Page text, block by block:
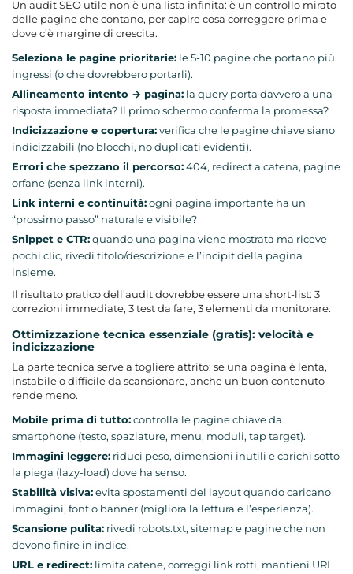
Un audit SEO utile non è una lista infinita: è un controllo mirato
delle pagine che contano, per capire cosa correggere prima e
dove c’è margine di crescita.
Seleziona le pagine prioritarie: le 5-10 pagine che portano più
ingressi (o che dovrebbero portarli).
Allineamento intento → pagina: la query porta davvero a una
risposta immediata? Il primo schermo conferma la promessa?
Indicizzazione e copertura:verifica che le pagine chiave siano
indicizzabili (no blocchi, no duplicati evidenti).
Errori che spezzano il percorso:404, redirect a catena, pagine
orfane (senza link interni).
Link interni e continuità:ogni pagina importante ha un
“prossimo passo” naturale e visibile?
Snippet e CTR:quando una pagina viene mostrata ma riceve
pochi clic, rivedi titolo/descrizione e l’incipit della pagina
insieme.
Il risultato pratico dell’audit dovrebbe essere una short-list: 3
correzioni immediate, 3 test da fare, 3 elementi da monitorare.
Ottimizzazione tecnica essenziale (gratis): velocità e
indicizzazione
La parte tecnica serve a togliere attrito: se una pagina è lenta,
instabile o difficile da scansionare, anche un buon contenuto
rende meno.
Mobile prima di tutto:controlla le pagine chiave da
smartphone (testo, spaziature, menu, moduli, tap target).
Immagini leggere: riduci peso, dimensioni inutili e carichi sotto
la piega (lazy-load) dove ha senso.
Stabilità visiva:evita spostamenti del layout quando caricano
immagini, font o banner (migliora la lettura e l’esperienza).
Scansione pulita: rivedi robots.txt, sitemap e pagine che non
devono finire in indice.
URL e redirect: limita catene, correggi link rotti, mantieni URL